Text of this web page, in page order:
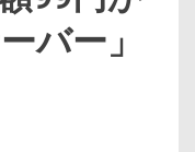
バー」